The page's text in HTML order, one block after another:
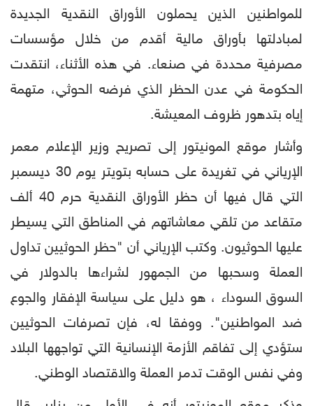
للمواطنين الذين يحملون الأوراق النقدية الجديدة
لمبادلتها بأوراق مالية أقدم من خلال مؤسسات
مصرفية محددة في صنعاء. في هذه الأثناء، انتقدت
الحكومة في عدن الحظر الذي فرضه الحوثي، متهمة
إياه بتدهور ظروف المعيشة.
وأشار موقع المونيتور إلى تصريح وزير الإعلام معمر
الإرياني في تغريدة على حسابه بتويتر يوم 30 ديسمبر
التي قال فيها أن حظر الأوراق النقدية حرم 40 ألف
متقاعد من تلقي معاشاتهم في المناطق التي يسيطر
عليها الحوثيون. وكتب الإرياني أن "حظر الحوثيين تداول
العملة وسحبها من الجمهور لشراءها بالدولار في
السوق السوداء ، هو دليل على سياسة الإفقار والجوع
ضد المواطنين". ووفقا له، فإن تصرفات الحوثيين
ستؤدي إلى تفاقم الأزمة الإنسانية التي تواجهها البلاد
وفي نفس الوقت تدمر العملة والاقتصاد الوطني.